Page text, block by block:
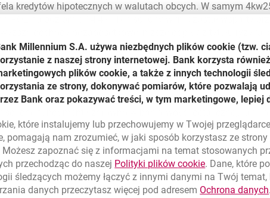
kredytów hipotecznych w walutach obcych. W samym
ROE na poziomie 14,4%. Ten solidny wynik został wsparty
przedstawiam silne wyniki finansowe za 2025 rok, wzrost
i pozycję kapitałową Banku Millennium. Był to dla nas
ambitnej strategii "Wartość i Wzrost" na lata 2025–2028,
nasze wyniki rynkowe, zwiększając bazę klientów
mobilnej i bankowości internetowej. Dla bankowości
liczby nowo udzielonych kredytów, co plasowało nas
bankowym. Wprowadziliśmy także nowe rozwiązania
Millenet Factor, pożyczki rozwojowe na mniejsze
pełną funkcjonalność przez smartfony.
Millennium S.A. używa niezbędnych plikówcookie (tzw.
z naszej strony internetowej. Bank korzysta
plików cookie, a także z innych technologii
ze strony, dokonywać pomiarów, które pozwalają
Bank oraz pokazywać treści, w tym marketingowe, lepiej
, które instalujemy lub przechowujemy w Twojej
pomagają nam zrozumieć, w jaki sposób korzystasz ze
Możesz zapoznać się z informacjami na temat stosowanych
przechodząc do naszej Polityki plikówcookielink otwiera
. Dane, które
śledzących możemy łączyć z innymi danymi na Twój
danych przeczytasz więcej pod adresem Ochrona danych.